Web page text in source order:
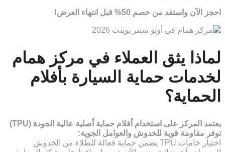
احجز الآن واستفد من خصم 50% قبل انتهاء العرض!
لماذا يثق العملاء في مركز همام
لخدمات حماية السيارة بأفلام
الحماية؟
يعتمد المركز على استخدام أفلام حماية أصلية عالية الجودة (TPU)
توفر مقاومة قوية للخدوش والعوامل الجوية:
اختيار خامات TPU يضمن حماية فعالة للطلاء من الخدوش